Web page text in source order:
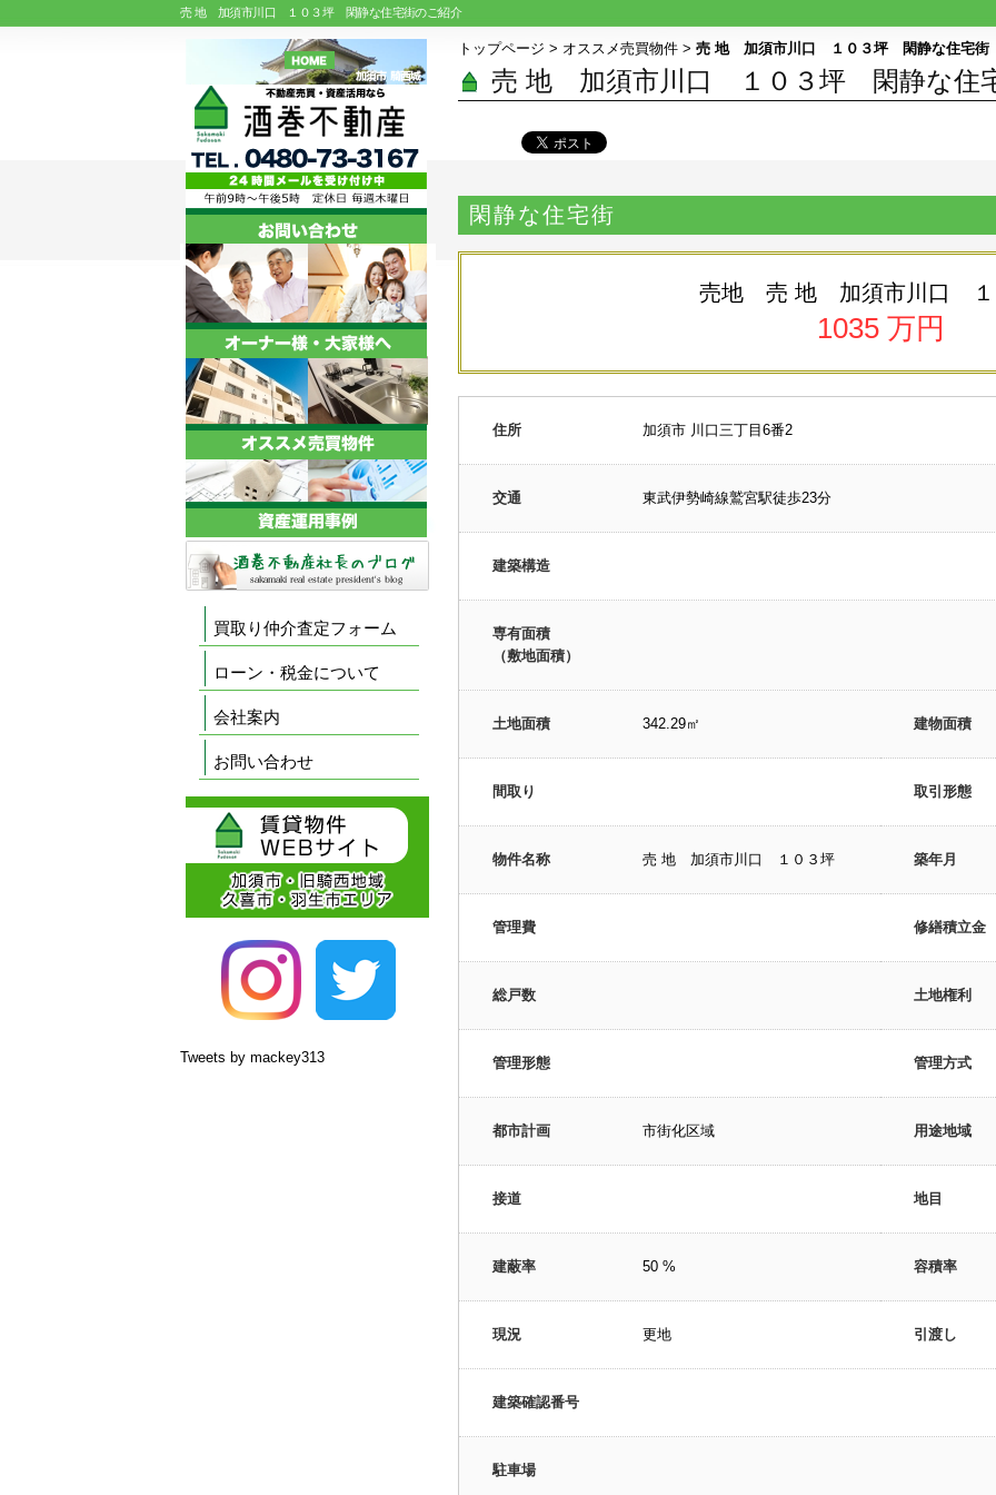
売 地 加須市川口 １０３坪 閑静な住宅街のご紹介
トップページ > オススメ売買物件 > 売 地 加須市川口 １０３坪 閑静な住宅街
売 地 加須市川口 １０３坪 閑静な住
閑静な住宅街
売地 売 地 加須市川口 １
1035 万円
住所 加須市 川口三丁目6番2
交通 東武伊勢崎線鷲宮駅徒歩23分
建築構造
専有面積
（敷地面積）
土地面積 342.29㎡ 建物面積
間取り 取引形態
物件名称 売 地 加須市川口 １０３坪 築年月
管理費 修繕積立金
総戸数 土地権利
管理形態 管理方式
都市計画 市街化区域 用途地域
接道 地目
建蔽率 50 % 容積率
現況 更地 引渡し
建築確認番号
駐車場
買取り仲介査定フォーム
ローン・税金について
会社案内
お問い合わせ
Tweets by mackey313